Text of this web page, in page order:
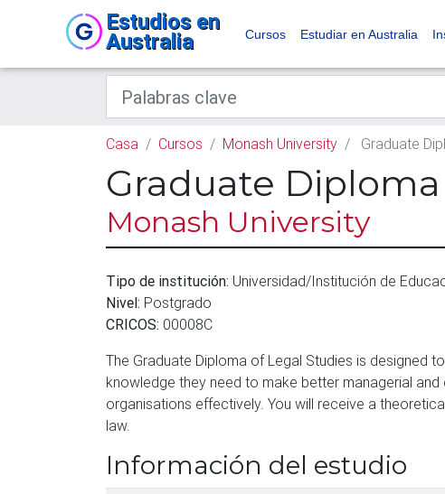
Estudios en
Australia Cursos Estudiar en Australia
Casa Cursos Monash University Graduate
Graduate
Monash University
Tipo de institución: Universidad/Institución de
Nivel: Postgrado
CRICOS: 00008C
The Graduate Diploma of Legal Studies is designed
knowledge they need to make better managerial
organisations effectively. You will receive a
law.
Información del estudio